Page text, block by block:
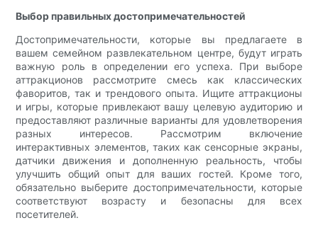
Выбор правильных достопримечательностей
Достопримечательности, которые вы предлагаете в
вашем семейном развлекательном центре, будут играть
важную роль в определении его успеха. При выборе
аттракционов рассмотрите смесь как классических
фаворитов, так и трендового опыта. Ищите аттракционы
и игры, которые привлекают вашу целевую аудиторию и
предоставляют различные варианты для удовлетворения
разных интересов. Рассмотрим включение
интерактивных элементов, таких как сенсорные экраны,
датчики движения и дополненную реальность, чтобы
улучшить общий опыт для ваших гостей. Кроме того,
обязательно выберите достопримечательности, которые
соответствуют возрасту и безопасны для всех
посетителей.